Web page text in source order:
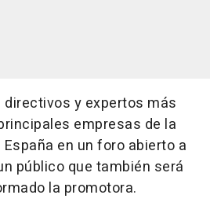
y expertos más
empresas de la
en un foro abierto a
público que también será
la promotora.